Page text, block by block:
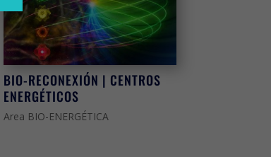
BIO-RECONEXIÓN | CENTROS
ENERGÉTICOS
Area BIO-ENERGÉTICA